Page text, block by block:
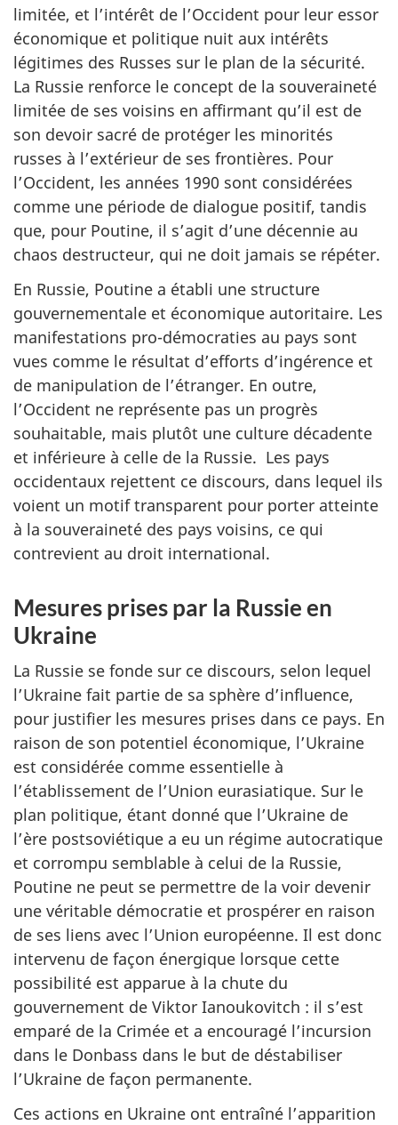
limitée, et l’intérêt de l’Occident pour leur essor
économique et politique nuit aux intérêts
légitimes des Russes sur le plan de la sécurité.
La Russie renforce le concept de la souveraineté
limitée de ses voisins en affirmant qu’il est de
son devoir sacré de protéger les minorités
russes à l’extérieur de ses frontières. Pour
l’Occident, les années 1990 sont considérées
comme une période de dialogue positif, tandis
que, pour Poutine, il s’agit d’une décennie au
chaos destructeur, qui ne doit jamais se répéter.
En Russie, Poutine a établi une structure
gouvernementale et économique autoritaire. Les
manifestations pro-démocraties au pays sont
vues comme le résultat d’efforts d’ingérence et
de manipulation de l’étranger. En outre,
l’Occident ne représente pas un progrès
souhaitable, mais plutôt une culture décadente
et inférieure à celle de la Russie. Les pays
occidentaux rejettent ce discours, dans lequel ils
voient un motif transparent pour porter atteinte
à la souveraineté des pays voisins, ce qui
contrevient au droit international.
Mesures prises par la Russie en
Ukraine
La Russie se fonde sur ce discours, selon lequel
l’Ukraine fait partie de sa sphère d’influence,
pour justifier les mesures prises dans ce pays. En
raison de son potentiel économique, l’Ukraine
est considérée comme essentielle à
l’établissement de l’Union eurasiatique. Sur le
plan politique, étant donné que l’Ukraine de
l’ère postsoviétique a eu un régime autocratique
et corrompu semblable à celui de la Russie,
Poutine ne peut se permettre de la voir devenir
une véritable démocratie et prospérer en raison
de ses liens avec l’Union européenne. Il est donc
intervenu de façon énergique lorsque cette
possibilité est apparue à la chute du
gouvernement de Viktor Ianoukovitch : il s’est
emparé de la Crimée et a encouragé l’incursion
dans le Donbass dans le but de déstabiliser
l’Ukraine de façon permanente.
Ces actions en Ukraine ont entraîné l’apparition